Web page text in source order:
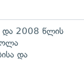
და 2008 წლის
და